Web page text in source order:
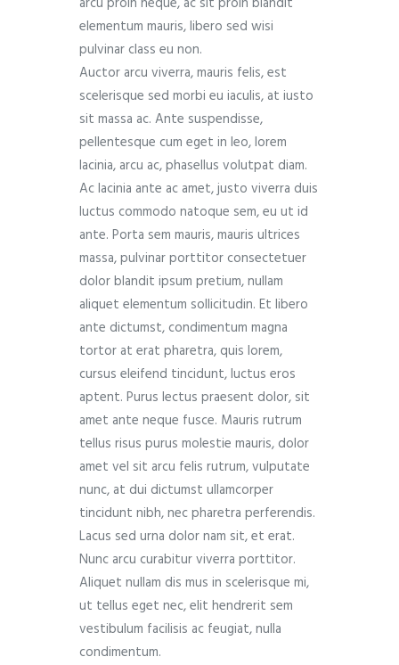
elementum mauris, libero sed wisi
pulvinar class eu non.
Auctor arcu viverra, mauris felis, est
scelerisque sed morbi eu iaculis, at iusto
sit massa ac. Ante suspendisse,
pellentesque cum eget in leo, lorem
lacinia, arcu ac, phasellus volutpat diam.
Ac lacinia ante ac amet, justo viverra duis
luctus commodo natoque sem, eu ut id
ante. Porta sem mauris, mauris ultrices
massa, pulvinar porttitor consectetuer
dolor blandit ipsum pretium, nullam
aliquet elementum sollicitudin. Et libero
ante dictumst, condimentum magna
tortor at erat pharetra, quis lorem,
cursus eleifend tincidunt, luctus eros
aptent. Purus lectus praesent dolor, sit
amet ante neque fusce. Mauris rutrum
tellus risus purus molestie mauris, dolor
amet vel sit arcu felis rutrum, vulputate
nunc, at dui dictumst ullamcorper
tincidunt nibh, nec pharetra perferendis.
Lacus sed urna dolor nam sit, et erat.
Nunc arcu curabitur viverra porttitor.
Aliquet nullam dis mus in scelerisque mi,
ut tellus eget nec, elit hendrerit sem
vestibulum facilisis ac feugiat, nulla
condimentum.